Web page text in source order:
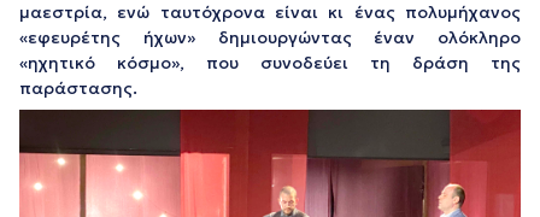
μαεστρία, ενώ ταυτόχρονα είναι κι ένας πολυμήχανος
«εφευρέτης ήχων» δημιουργώντας έναν ολόκληρο
«ηχητικό κόσμο», που συνοδεύει τη δράση της
παράστασης.